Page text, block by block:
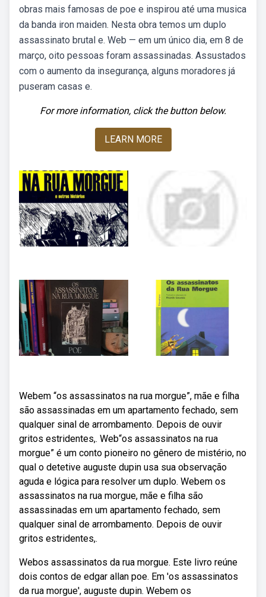
obras mais famosas de poe e inspirou até uma musica
da banda iron maiden. Nesta obra temos um duplo
assassinato brutal e. Web — em um único dia, em 8 de
março, oito pessoas foram assassinadas. Assustados
com o aumento da insegurança, alguns moradores já
puseram casas e.
For more information, click the button below.
LEARN MORE
Webem “os assassinatos na rua morgue”, mãe e filha
são assassinadas em um apartamento fechado, sem
qualquer sinal de arrombamento. Depois de ouvir
gritos estridentes,. Web“os assassinatos na rua
morgue” é um conto pioneiro no gênero de mistério, no
qual o detetive auguste dupin usa sua observação
aguda e lógica para resolver um duplo. Webem os
assassinatos na rua morgue, mãe e filha são
assassinadas em um apartamento fechado, sem
qualquer sinal de arrombamento. Depois de ouvir
gritos estridentes,.
Webos assassinatos da rua morgue. Este livro reúne
dois contos de edgar allan poe. Em 'os assassinatos
da rua morgue', auguste dupin. Webem os